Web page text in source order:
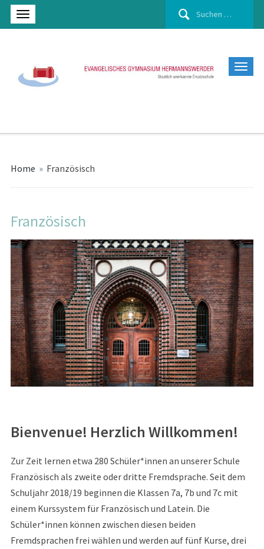
Suchen
Home » Französisch
Französisch
Bienvenue! Herzlich Willkommen!
Zur Zeit lernen etwa 280 Schüler*innen an unserer Schule
Französisch als zweite oder dritte Fremdsprache. Seit dem
Schuljahr 2018/19 beginnen die Klassen 7a, 7b und 7c mit
einem Kurssystem für Französisch und Latein. Die
Schüler*innen können zwischen diesen beiden
Fremdsprachen frei wählen und werden auf fünf Kurse, drei